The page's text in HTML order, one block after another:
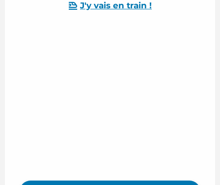
J'y vais en train !